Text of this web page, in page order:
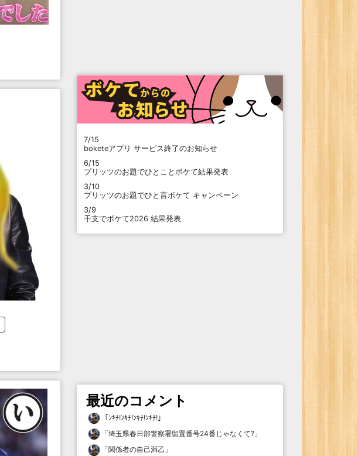
7/15
boketeアプリ サービス終了のお知らせ
6/15
プリッツのお題でひとことボケて結果発表
3/10
プリッツのお題でひと言ボケて キャンペーン
3/9
干支でボケて2026 結果発表
最近のコメント
「ﾝｷﾁ!ﾝｷﾁ!ﾝｷﾁ!ﾝｷﾁ! 」
「埼玉県春日部警察署留置番号24番じゃなくて? 」
「関係者の自己満乙 」